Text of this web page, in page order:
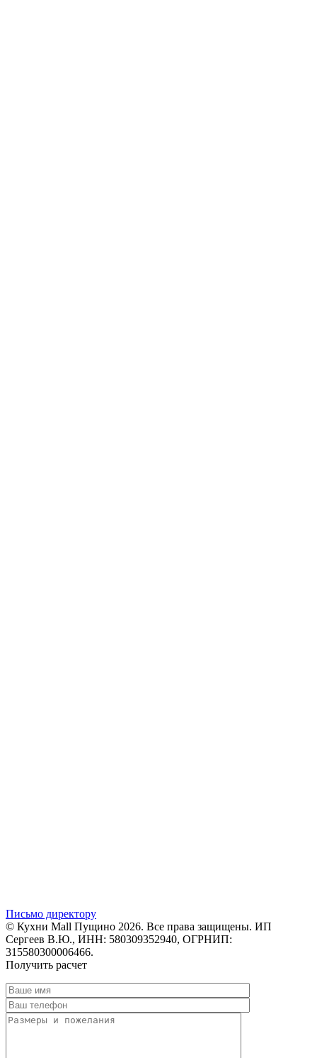
Письмо директору
© Кухни Mall Пущино 2026. Все права защищены. ИП
Сергеев В.Ю., ИНН: 580309352940, ОГРНИП:
315580300006466.
Получить расчет